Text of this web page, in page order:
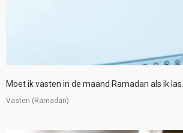
Moet ik vasten in de maand Ramadan als ik las...
Vasten (Ramadan)